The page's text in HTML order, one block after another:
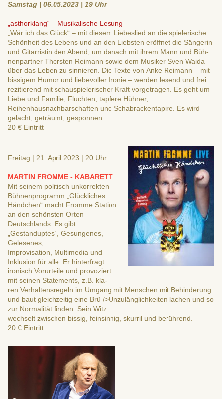
Samstag | 06.05.2023 | 19 Uhr
„asthorklang“ – Musikalische Lesung
„Wär ich das Glück“ – mit diesem Liebeslied an die spielerische
Schönheit des Lebens und an den Liebsten eröffnet die Sängerin
und Gitarristin den Abend, um danach mit ihrem Mann und Büh-
nenpartner Thorsten Reimann sowie dem Musiker Sven Waida
über das Leben zu sinnieren. Die Texte von Anke Reimann – mit
bissigem Humor und liebevoller Ironie – werden lesend und frei
rezitierend mit schauspielerischer Kraft vorgetragen. Es geht um
Liebe und Familie, Fluchten, tapfere Hühner,
Reihenhausnachbarschaften und Schabrackentapire. Es wird
gelacht, geträumt, gesponnen...
20 € Eintritt
Freitag | 21. April 2023 | 20 Uhr
MARTIN FROMME - KABARETT
Mit seinem politisch unkorrekten
Bühnenprogramm „Glückliches
Händchen“ macht Fromme Station
an den schönsten Orten
Deutschlands. Es gibt
„Gestanduptes“, Gesungenes,
Gelesenes,
Improvisation, Multimedia und
Inklusion für alle. Er hinterfragt
ironisch Vorurteile und provoziert
mit seinen Statements, z.B. kla-
ren Verhaltensregeln im Umgang mit Menschen mit Behinderung
und baut gleichzeitig eine Brü />Unzulänglichkeiten lachen und so
zur Normalität finden. Sein Witz
wechselt zwischen bissig, feinsinnig, skurril und berührend.
20 € Eintritt